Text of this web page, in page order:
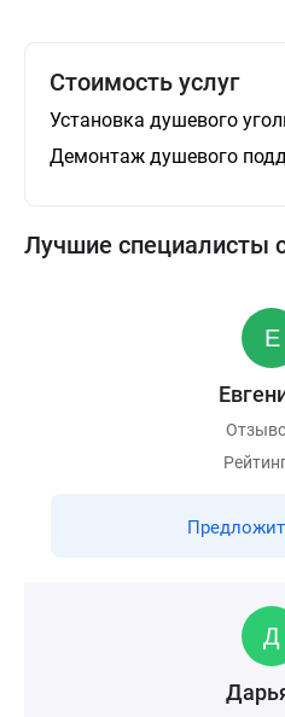
Стоимость услуг
Установка душевого
Демонтаж душевого
Лучшие специалисты